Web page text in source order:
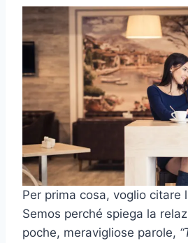
Per prima cosa, voglio citare
Semos perché spiega la
poche, meravigliose parole, “